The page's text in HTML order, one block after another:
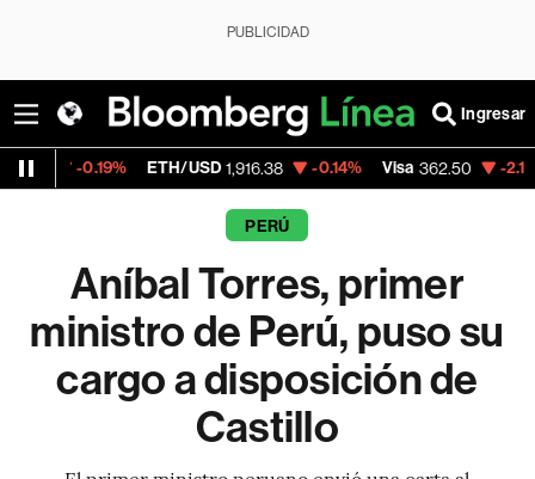
PUBLICIDAD
Ingresar
ETH/USD 1,916.38 -0.14% Visa 362.50 -2.15%
PERÚ
Aníbal Torres, primer
ministro de Perú, puso su
cargo a disposición de
Castillo